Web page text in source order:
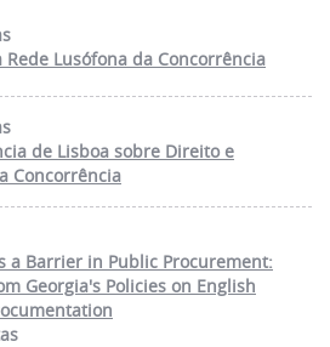
Rede Lusófona da Concorrência
de Lisboa sobre Direito e
Concorrência
a Barrier in Public Procurement:
Georgia's Policies on English